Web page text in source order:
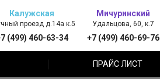
Калужская
проезд д.14а к.5
(499) 460-63-34
Мичуринский
Удальцова, 60, к.7
+7 (499) 460-69-76
ПРАЙС ЛИСТ